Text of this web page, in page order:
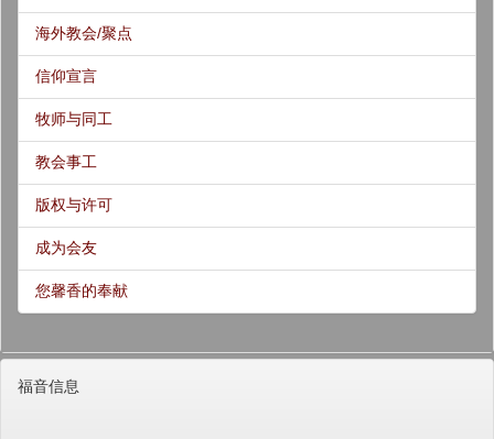
海外教会/聚点
信仰宣言
牧师与同工
教会事工
版权与许可
成为会友
您馨香的奉献
福音信息